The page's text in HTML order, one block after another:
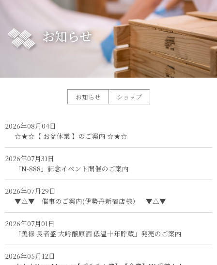
お知らせ
お知らせ ショップ
2026年08月04日
☆★☆【 お盆休業 】のご案内 ☆★☆
2026年07月31日
「N-888」記念イベント開催のご案内
2026年07月29日
▼△▼ 催事のご案内(伊勢丹新宿店様） ▼△▼
2026年07月01日
「美禄 長者盛 大吟醸原酒 低温十年貯蔵」発売のご案内
2026年05月12日